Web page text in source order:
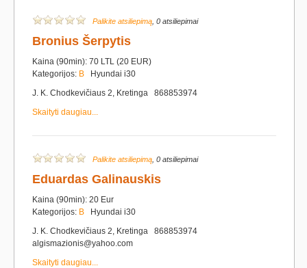
Palikite atsiliepimą , 0 atsiliepimai
Bronius Šerpytis
Kaina (90min): 70 LTL (20 EUR)
Kategorijos: B Hyundai i30
J. K. Chodkevičiaus 2, Kretinga 868853974
Skaityti daugiau...
Palikite atsiliepimą , 0 atsiliepimai
Eduardas Galinauskis
Kaina (90min): 20 Eur
Kategorijos: B Hyundai i30
J. K. Chodkevičiaus 2, Kretinga 868853974
algismazionis@yahoo.com
Skaityti daugiau...